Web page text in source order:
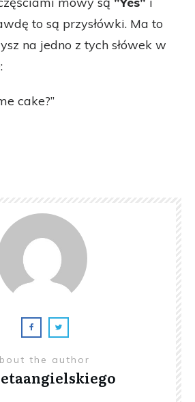
to są przysłówki. Ma to
na jedno z tych słówek w
cake?”
the author